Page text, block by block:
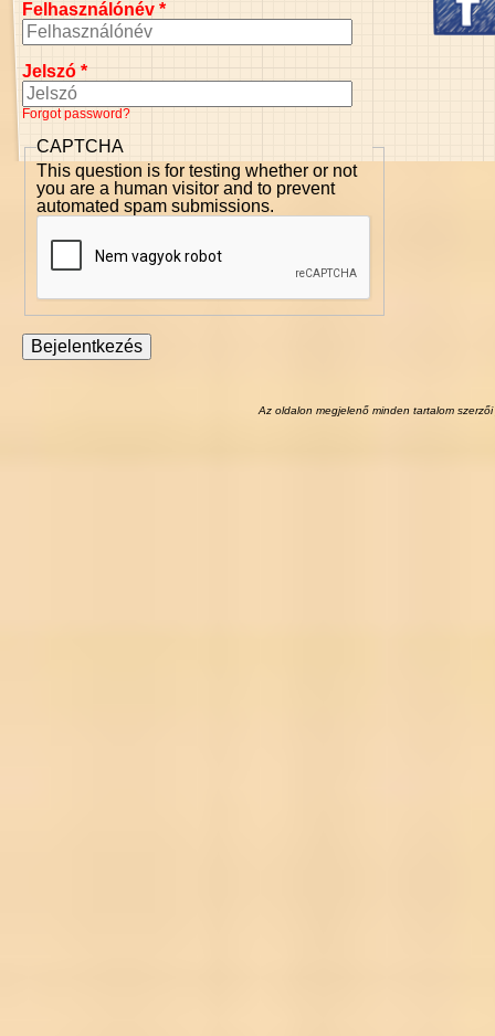
Felhasználónév *
Jelszó *
Forgot password?
CAPTCHA
This question is for testing whether or not
you are a human visitor and to prevent
automated spam submissions.
Az oldalon megjelenő minden tartalom